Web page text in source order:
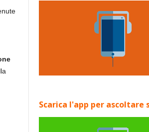
Scarica l'app per ascoltare